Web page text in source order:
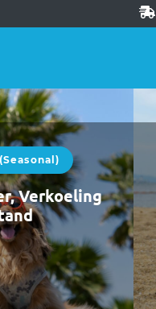
Verkoeling
bergen,
laten